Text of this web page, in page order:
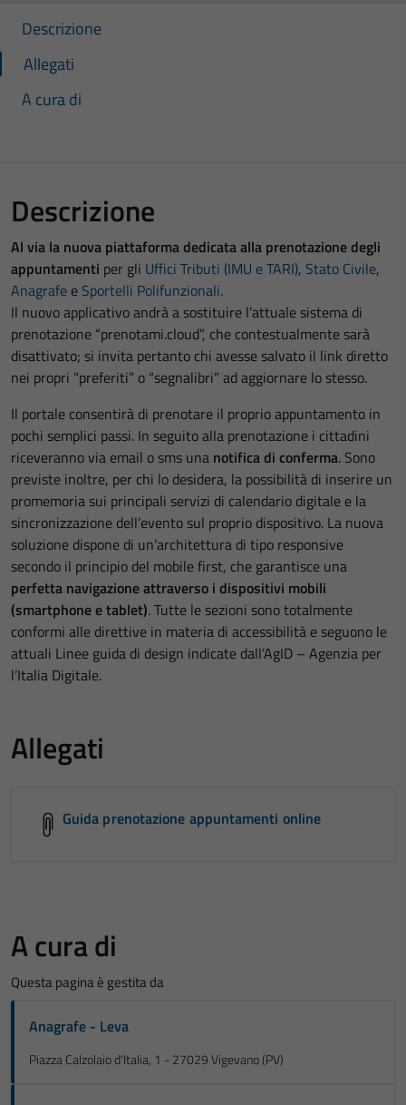
Descrizione
Allegati
A cura di
Descrizione
Al via la nuova piattaforma dedicata alla prenotazione degli
appuntamenti per gli Uffici Tributi (IMU e TARI), Stato Civile,
Anagrafe e Sportelli Polifunzionali.
Il nuovo applicativo andrà a sostituire l’attuale sistema di
prenotazione “prenotami.cloud”, che contestualmente sarà
disattivato; si invita pertanto chi avesse salvato il link diretto
nei propri “preferiti” o “segnalibri” ad aggiornare lo stesso.
Il portale consentirà di prenotare il proprio appuntamento in
pochi semplici passi. In seguito alla prenotazione i cittadini
riceveranno via email o sms una notifica di conferma. Sono
previste inoltre, per chi lo desidera, la possibilità di inserire un
promemoria sui principali servizi di calendario digitale e la
sincronizzazione dell’evento sul proprio dispositivo. La nuova
soluzione dispone di un’architettura di tipo responsive
secondo il principio del mobile first, che garantisce una
perfetta navigazione attraverso i dispositivi mobili
(smartphone e tablet). Tutte le sezioni sono totalmente
conformi alle direttive in materia di accessibilità e seguono le
attuali Linee guida di design indicate dall’AgID – Agenzia per
l’Italia Digitale.
Allegati
Guida prenotazione appuntamenti online
A cura di
Questa pagina è gestita da
Anagrafe - Leva
Piazza Calzolaio d'Italia, 1 - 27029 Vigevano (PV)